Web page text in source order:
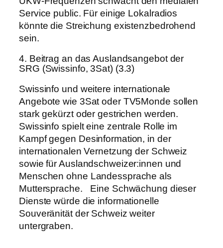
Service public. Für einige Lokalradios
könnte die Streichung existenzbedrohend
sein.
4. Beitrag an das Auslandsangebot der
SRG (Swissinfo, 3Sat) (3.3)
Swissinfo und weitere internationale
Angebote wie 3Sat oder TV5Monde sollen
stark gekürzt oder gestrichen werden.
Swissinfo spielt eine zentrale Rolle im
Kampf gegen Desinformation, in der
internationalen Vernetzung der Schweiz
sowie für Auslandschweizer:innen und
Menschen ohne Landessprache als
Muttersprache. Eine Schwächung dieser
Dienste würde die informationelle
Souveränität der Schweiz weiter
untergraben.